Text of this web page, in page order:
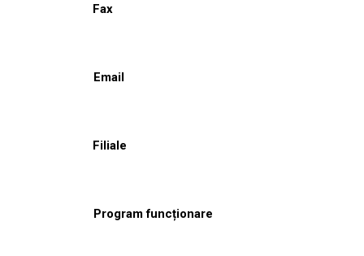
Fax
Email
Filiale
Program funcționare